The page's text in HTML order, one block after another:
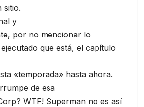
sitio.
y
por no mencionar lo
que está, el capítulo
«temporada» hasta ahora.
de esa
WTF! Superman no es así